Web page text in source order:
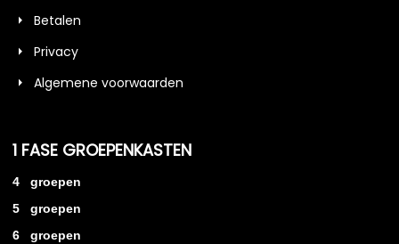
Betalen
Privacy
Algemene voorwaarden
1 FASE GROEPENKASTEN
4 groepen
5 groepen
6 groepen